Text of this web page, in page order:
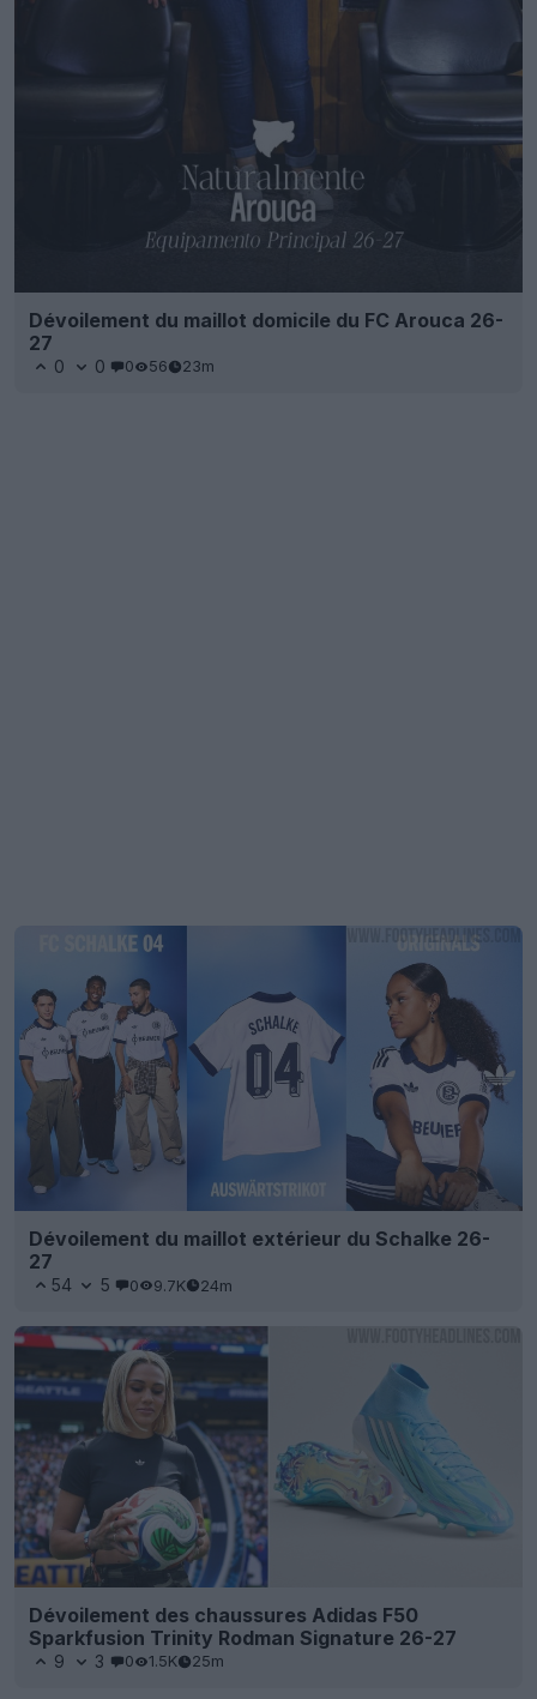
Dévoilement du maillot domicile du FC Arouca 26-
27
0 0 0 56 23m
Dévoilement du maillot extérieur du Schalke 26-
27
54 5 0 9.7K 24m
Dévoilement des chaussures Adidas F50
Sparkfusion Trinity Rodman Signature 26-27
9 3 0 1.5K 25m